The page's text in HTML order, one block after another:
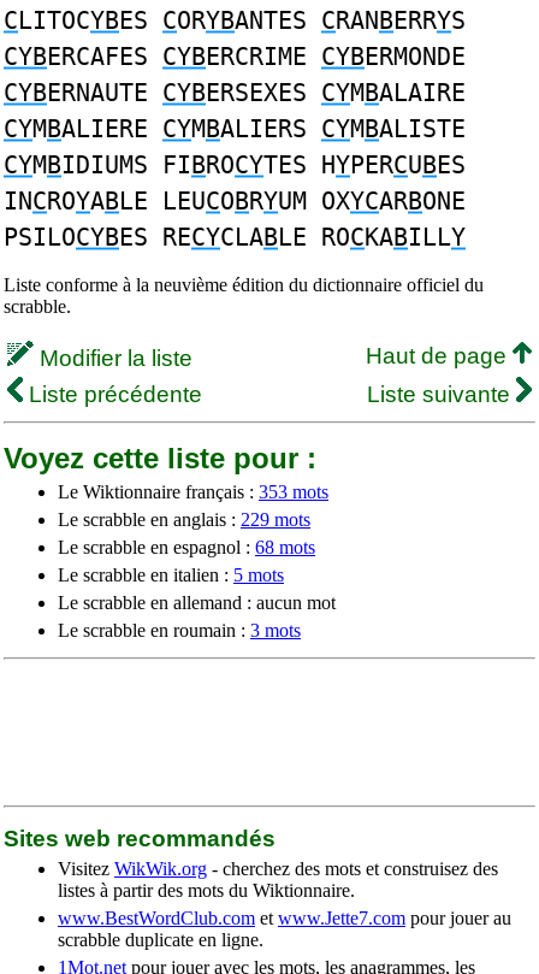
CLITOCYBES CORYBANTES CRANBERRYS
CYBERCAFES CYBERCRIME CYBERMONDE
CYBERNAUTE CYBERSEXES CYMBALAIRE
CYMBALIERE CYMBALIERS CYMBALISTE
CYMBIDIUMS FIBROCYTES HYPERCUBES
INCROYABLE LEUCOBRYUM OXYCARBONE
PSILOCYBES RECYCLABLE ROCKABILLY
Liste conforme à la neuvième édition du dictionnaire officiel du
scrabble.
Modifier la liste
Haut de page
Liste précédente
Liste suivante
Voyez cette liste pour :
Le Wiktionnaire français : 353 mots
Le scrabble en anglais : 229 mots
Le scrabble en espagnol : 68 mots
Le scrabble en italien : 5 mots
Le scrabble en allemand : aucun mot
Le scrabble en roumain : 3 mots
Sites web recommandés
Visitez WikWik.org - cherchez des mots et construisez des
listes à partir des mots du Wiktionnaire.
www.BestWordClub.com et www.Jette7.com pour jouer au
scrabble duplicate en ligne.
1Mot.net pour jouer avec les mots, les anagrammes, les